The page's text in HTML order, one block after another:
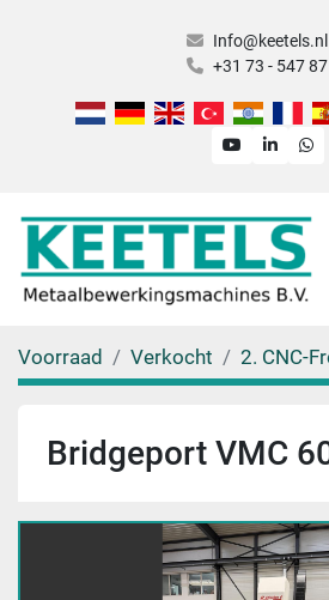
Info@keetels.nl
+31 73 - 547
youtubelinkedin
Voorraad Verkocht 2. CNC-
Bridgeport VMC